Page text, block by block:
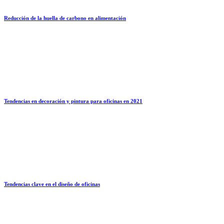
Reducción de la huella de carbono en alimentación
Tendencias en decoración y pintura para oficinas en 2021
Tendencias clave en el diseño de oficinas